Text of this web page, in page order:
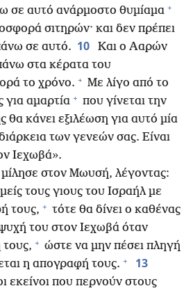
σε αυτό ανάρμοστο θυμίαμα +
σιτηρών· και δεν πρέπει
σε αυτό. 10
Και ο Ααρών
στα κέρατα του
το χρόνο. + Με λίγο από το
για αμαρτία + που γίνεται την
θα κάνει εξιλέωση για αυτό μία
των γενεών σας. Είναι
Ιεχωβά».
στον Μωυσή, λέγοντας:
τους γιους του Ισραήλ με
τους, + τότε θα δίνει ο καθένας
του στον Ιεχωβά όταν
τους, + ώστε να μην πέσει πληγή
η απογραφή τους. + 13
εκείνοι που περνούν στους